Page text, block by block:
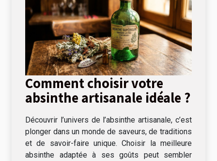
Comment choisir votre
absinthe artisanale idéale ?
Découvrir l’univers de l’absinthe artisanale, c’est
plonger dans un monde de saveurs, de traditions
et de savoir-faire unique. Choisir la meilleure
absinthe adaptée à ses goûts peut sembler